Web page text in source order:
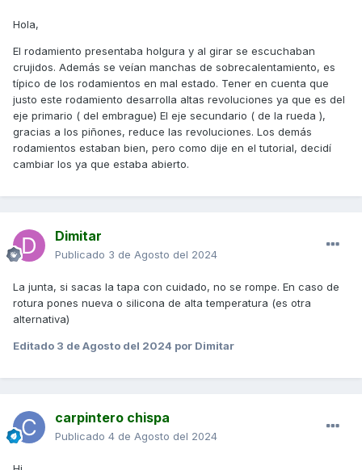
Hola,
El rodamiento presentaba holgura y al girar se escuchaban
crujidos. Además se veían manchas de sobrecalentamiento, es
típico de los rodamientos en mal estado. Tener en cuenta que
justo este rodamiento desarrolla altas revoluciones ya que es del
eje primario ( del embrague) El eje secundario ( de la rueda ),
gracias a los piñones, reduce las revoluciones. Los demás
rodamientos estaban bien, pero como dije en el tutorial, decidí
cambiar los ya que estaba abierto.
Dimitar
Publicado 3 de Agosto del 2024
La junta, si sacas la tapa con cuidado, no se rompe. En caso de
rotura pones nueva o silicona de alta temperatura (es otra
alternativa)
Editado 3 de Agosto del 2024 por Dimitar
carpintero chispa
Publicado 4 de Agosto del 2024